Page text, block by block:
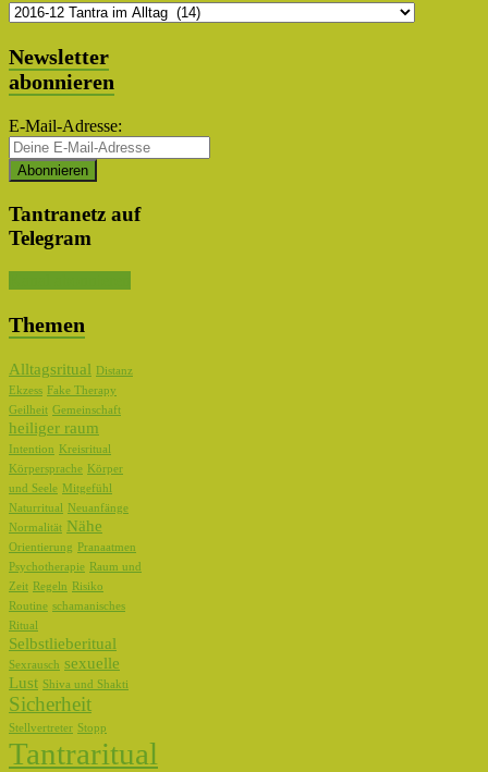
Themen
Newsletter
abonnieren
E-Mail-Adresse:
Tantranetz auf
Telegram
Themen
Alltagsritual
Distanz
Ekzess Fake Therapy
Geilheit Gemeinschaft
heiliger raum
Intention
Kreisritual
Körpersprache Körper
und Seele Mitgefühl
Naturritual
Neuanfänge
Normalität Nähe
Orientierung
Pranaatmen
Psychotherapie Raum und
Zeit Regeln
Risiko
Routine schamanisches
Ritual
Selbstlieberitual
Sexrausch sexuelle
Lust Shiva und Shakti
Sicherheit
Stellvertreter Stopp
Tantraritual